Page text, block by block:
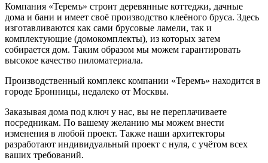
Компания «Теремъ» строит деревянные коттеджи, дачные
дома и бани и имеет своё производство клеёного бруса. Здесь
изготавливаются как сами брусовые ламели, так и
комплектующие (домокомплекты), из которых затем
собирается дом. Таким образом мы можем гарантировать
высокое качество пиломатериала.
Производственный комплекс компании «Теремъ» находится в
городе Бронницы, недалеко от Москвы.
Заказывая дома под ключ у нас, вы не переплачиваете
посредникам. По вашему желанию мы можем внести
изменения в любой проект. Также наши архитекторы
разработают индивидуальный проект с нуля, с учётом всех
ваших требований.